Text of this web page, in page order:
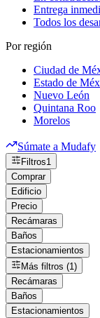
Entrega
Todos los
Por región
Ciudad de
Estado de
Nuevo León
Quintana Roo
Morelos
Súmate a Mudafy
Filtros1
Comprar
Edificio
Precio
Recámaras
Baños
Estacionamientos
Más filtros (1)
Recámaras
Baños
Estacionamientos